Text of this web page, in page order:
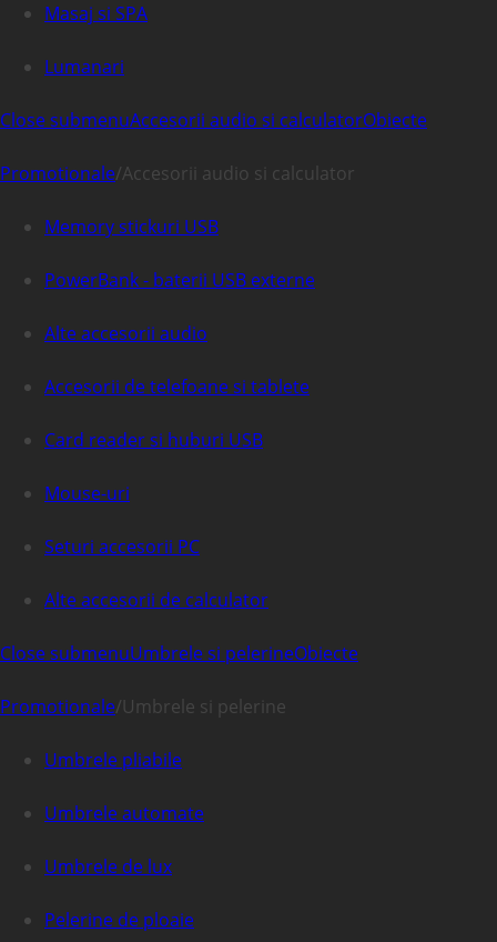
Masaj si SPA
Lumanari
Close submenuAccesorii audio si calculatorObiecte
Promotionale/Accesorii audio si calculator
Memory stickuri USB
PowerBank - baterii USB externe
Alte accesorii audio
Accesorii de telefoane si tablete
Card reader si huburi USB
Mouse-uri
Seturi accesorii PC
Alte accesorii de calculator
Close submenuUmbrele si pelerineObiecte
Promotionale/Umbrele si pelerine
Umbrele pliabile
Umbrele automate
Umbrele de lux
Pelerine de ploaie